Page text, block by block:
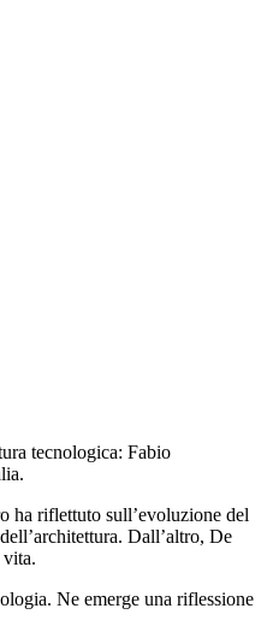
tecnologica: Fabio
ha riflettuto sull’evoluzione del
Dall’altro, De
vita.
Ne emerge una riflessione